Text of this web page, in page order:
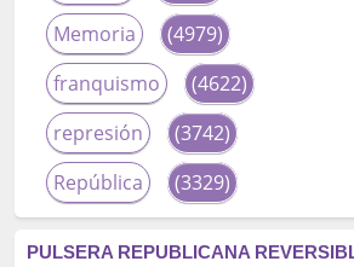
Memoria
(4979)
franquismo
(4622)
represión
(3742)
República
(3329)
PULSERA REPUBLICANA